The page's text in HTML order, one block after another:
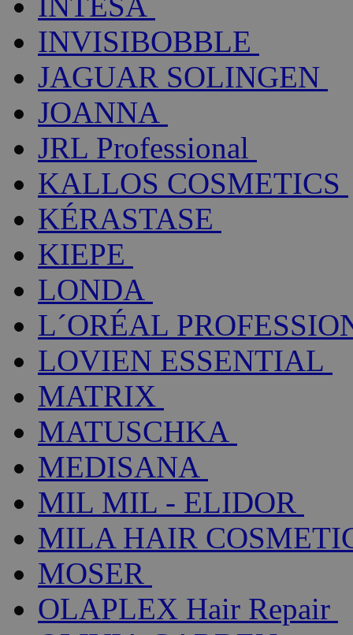
INVISIBOBBLE
JAGUAR SOLINGEN
JOANNA
JRL Professional
KALLOS COSMETICS
KÉRASTASE
KIEPE
LONDA
L´ORÉAL
LOVIEN ESSENTIAL
MATRIX
MATUSCHKA
MEDISANA
MIL MIL - ELIDOR
MILA HAIR
MOSER
OLAPLEX Hair Repair